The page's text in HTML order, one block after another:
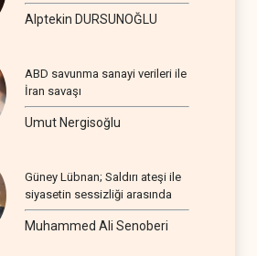
Alptekin DURSUNOĞLU
ABD savunma sanayi verileri ile
İran savaşı
Umut Nergisoğlu
Güney Lübnan; Saldırı ateşi ile
siyasetin sessizliği arasında
Muhammed Ali Senoberi